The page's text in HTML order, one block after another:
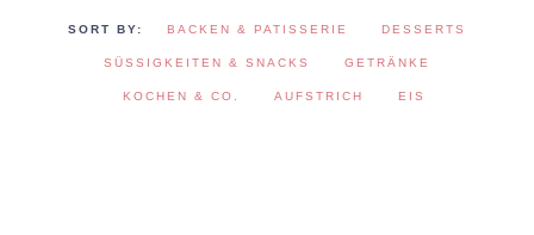
BACKEN & PATISSERIE DESSERTS
SÜSSIGKEITEN & SNACKS GETRÄNKE
KOCHEN & CO. AUFSTRICH EIS